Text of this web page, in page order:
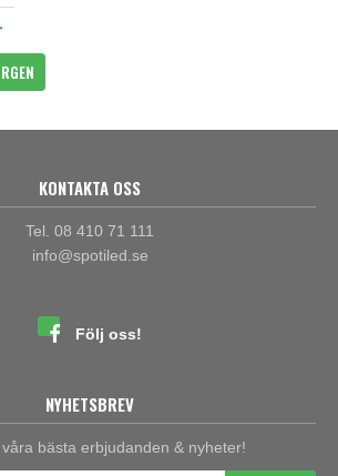
KONTAKTA OSS
Tel. 08 410 71 111
info@spotiled.se
Följ oss!
NYHETSBREV
bästa erbjudanden & nyheter!